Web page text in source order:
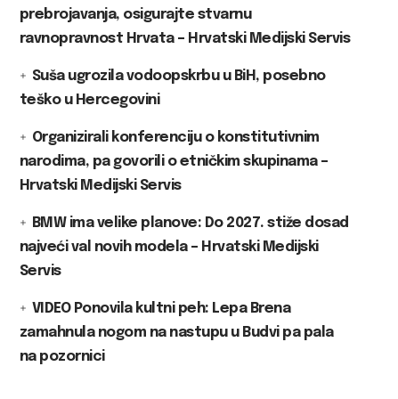
prebrojavanja, osigurajte stvarnu
ravnopravnost Hrvata – Hrvatski Medijski Servis
Suša ugrozila vodoopskrbu u BiH, posebno
teško u Hercegovini
Organizirali konferenciju o konstitutivnim
narodima, pa govorili o etničkim skupinama –
Hrvatski Medijski Servis
BMW ima velike planove: Do 2027. stiže dosad
najveći val novih modela – Hrvatski Medijski
Servis
VIDEO Ponovila kultni peh: Lepa Brena
zamahnula nogom na nastupu u Budvi pa pala
na pozornici